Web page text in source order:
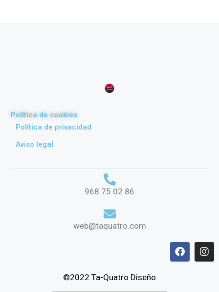
Política de cookies
Política de privacidad
Aviso legal
968 75 02 86
web@taquatro.com
©2022 Ta-Quatro Diseño